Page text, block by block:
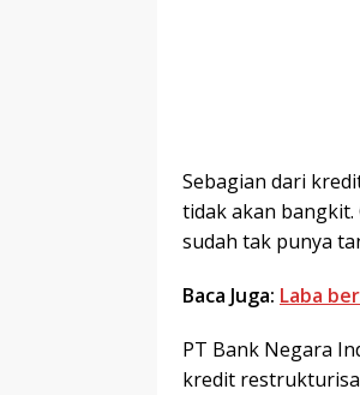
Sebagian dari
tidak akan
sudah tak punya
Baca Juga: Laba
PT Bank Negara
kredit